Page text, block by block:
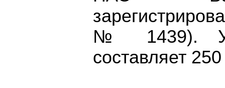
№ 1439).
составляет